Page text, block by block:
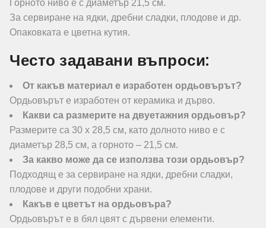
Горното ниво е с диаметър 21,5 см.
За сервиране на ядки, дребни сладки, плодове и др.
Опаковката е цветна кутия.
Често задавани въпроси:
От какъв материал е изработен ордьовърът?
Ордьовърът е изработен от керамика и дърво.
Какви са размерите на двуетажния ордьовър?
Размерите са 30 х 28,5 см, като долното ниво е с
диаметър 28,5 см, а горното – 21,5 см.
За какво може да се използва този ордьовър?
Подходящ е за сервиране на ядки, дребни сладки,
плодове и други подобни храни.
Какъв е цветът на ордьовъра?
Ордьовърът е в бял цвят с дървени елементи.